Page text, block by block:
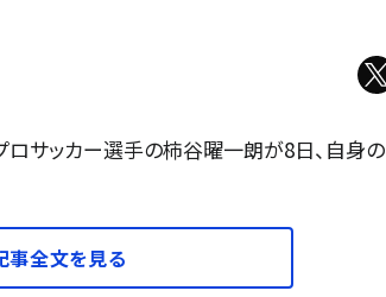
サッカー選手の柿谷曜一朗が8日、自身の
事全文を見る